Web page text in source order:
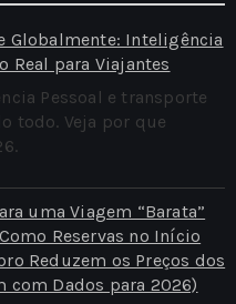
Globalmente: Inteligência
Real para Viajantes
Pessoal e transporte
todo. Veja por que
uma Viagem “Barata”
Reservas no Início
Reduzem os Preços dos
com Dados para 2026)